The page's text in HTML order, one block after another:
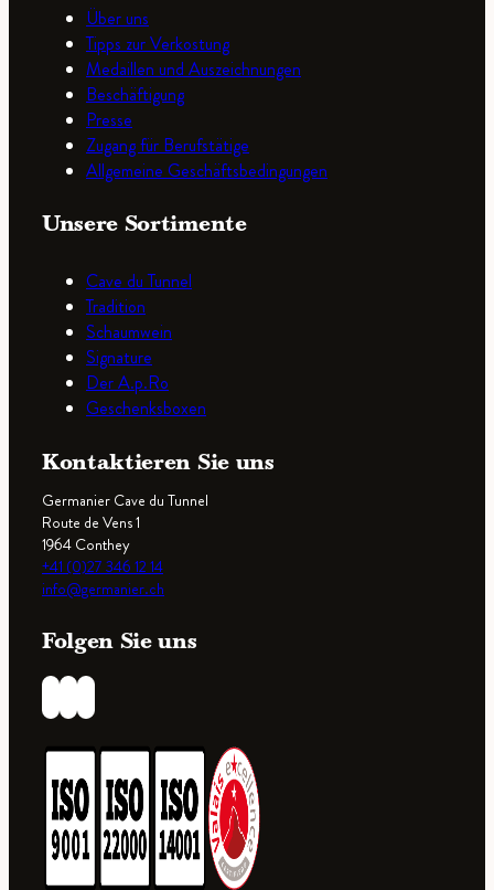
Über uns
Tipps zur Verkostung
Medaillen und Auszeichnungen
Beschäftigung
Presse
Zugang für Berufstätige
Allgemeine Geschäftsbedingungen
Unsere Sortimente
Cave du Tunnel
Tradition
Schaumwein
Signature
Der A.p.Ro
Geschenksboxen
Kontaktieren Sie uns
Germanier Cave du Tunnel
Route de Vens 1
1964 Conthey
+41 (0)27 346 12 14
info@germanier.ch
Folgen Sie uns